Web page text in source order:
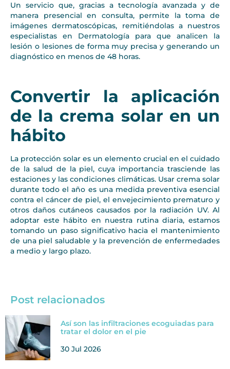
Un servicio que, gracias a tecnología avanzada y de
manera presencial en consulta, permite la toma de
imágenes dermatoscópicas, remitiéndolas a nuestros
especialistas en Dermatología para que analicen la
lesión o lesiones de forma muy precisa y generando un
diagnóstico en menos de 48 horas.
Convertir la aplicación
de la crema solar en un
hábito
La protección solar es un elemento crucial en el cuidado
de la salud de la piel, cuya importancia trasciende las
estaciones y las condiciones climáticas. Usar crema solar
durante todo el año es una medida preventiva esencial
contra el cáncer de piel, el envejecimiento prematuro y
otros daños cutáneos causados por la radiación UV. Al
adoptar este hábito en nuestra rutina diaria, estamos
tomando un paso significativo hacia el mantenimiento
de una piel saludable y la prevención de enfermedades
a medio y largo plazo.
Post relacionados
Así son las infiltraciones ecoguiadas para
tratar el dolor en el pie
30 Jul 2026